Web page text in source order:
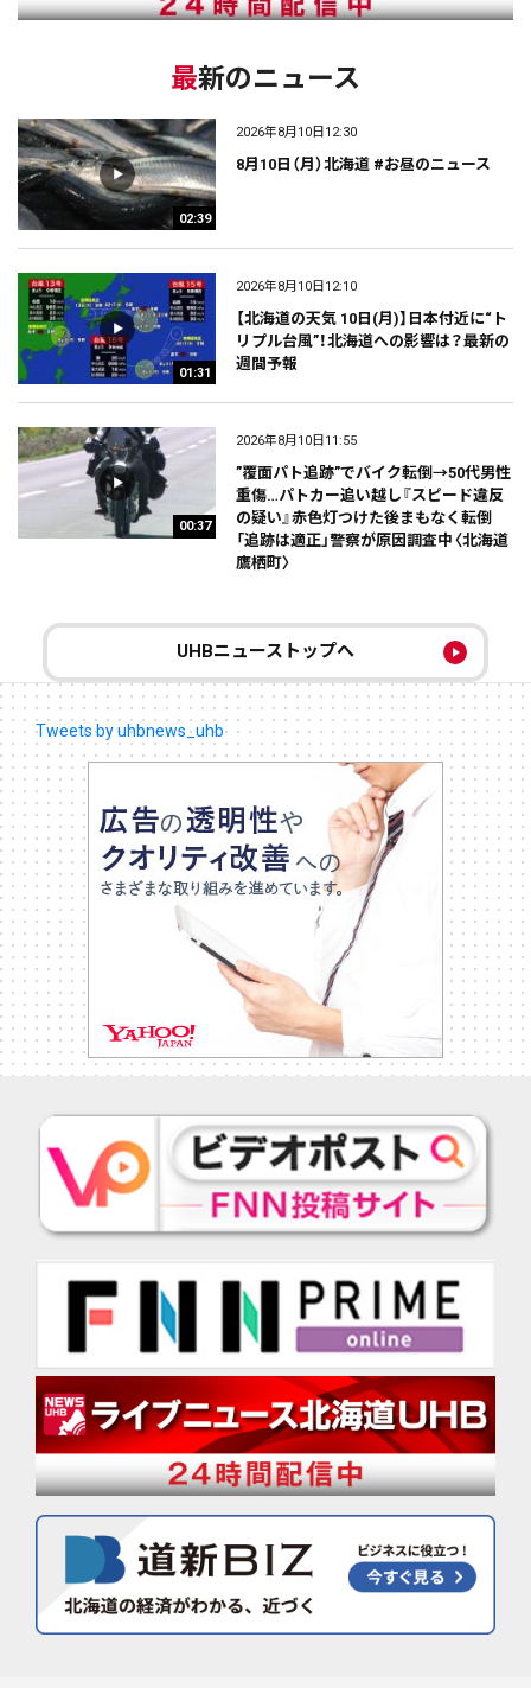
最新のニュース
02:39
2026年8月10日12:30
8月10日（月）北海道 #お昼のニュース
01:31
2026年8月10日12:10
【北海道の天気 10日(月)】日本付近に“ト
リプル台風”！北海道への影響は？最新の
週間予報
00:37
2026年8月10日11:55
”覆面パト追跡”でバイク転倒→50代男性
重傷…パトカー追い越し『スピード違反
の疑い』赤色灯つけた後まもなく転倒
「追跡は適正」警察が原因調査中〈北海道
鷹栖町〉
UHBニューストップへ
Tweets by uhbnews_uhb